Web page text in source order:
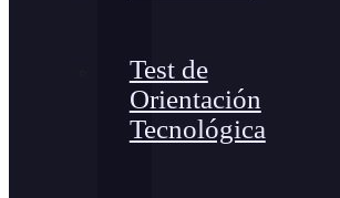
Test de
Orientación
Tecnológica